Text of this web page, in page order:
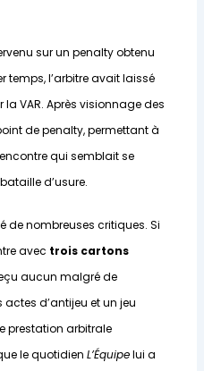
sur un penalty obtenu
temps, l’arbitre avait laissé
VAR. Après visionnage des
de penalty, permettant à
qui semblait se
d’usure.
de nombreuses critiques. Si
avec trois cartons
aucun malgré de
d’antijeu et un jeu
prestation arbitrale
le quotidien L’Équipelui a